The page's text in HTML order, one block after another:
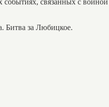
Битва за Любицкое.